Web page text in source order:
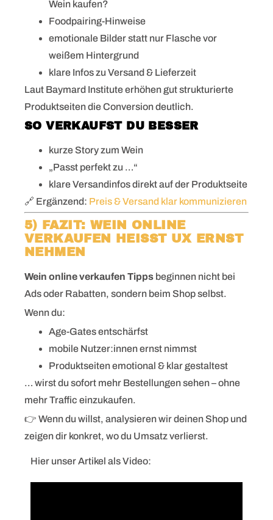
Wein kaufen?
Foodpairing-Hinweise
emotionale Bilder statt nur Flasche vor
weißem Hintergrund
klare Infos zu Versand & Lieferzeit
Laut Baymard Institute erhöhen gut strukturierte
Produktseiten die Conversion deutlich.
SO VERKAUFST DU BESSER
kurze Story zum Wein
„Passt perfekt zu …“
klare Versandinfos direkt auf der Produktseite
🔗 Ergänzend: Preis & Versand klar kommunizieren
5) FAZIT: WEIN ONLINE
VERKAUFEN HEISST UX ERNST N
EHMEN
Wein online verkaufen Tipps beginnen nicht bei
Ads oder Rabatten, sondern beim Shop selbst.
Wenn du:
Age-Gates entschärfst
mobile Nutzer:innen ernst nimmst
Produktseiten emotional & klar gestaltest
… wirst du sofort mehr Bestellungen sehen – ohne
mehr Traffic einzukaufen.
👉 Wenn du willst, analysieren wir deinen Shop und
zeigen dir konkret, wo du Umsatz verlierst.
Hier unser Artikel als Video: